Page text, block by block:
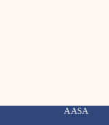
A ASA